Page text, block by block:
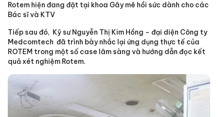
Rotem hiện đang đặt tại khoa Gây mê hồi sức dành cho các
Bác sĩ và KTV
Tiếp sau đó, Kỹ sư Nguyễn Thị Kim Hồng – đại diện Công ty
Medcomtech đã trình bày nhắc lại ứng dụng thực tế của
ROTEM trong một số case lâm sàng và hướng dẫn đọc kết
quả xét nghiệm Rotem.